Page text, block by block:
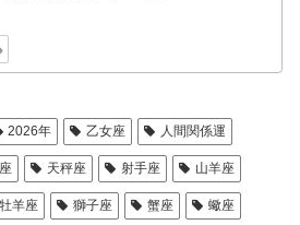
2026年 乙女座 人間関係運
天秤座 射手座 山羊座
牡羊座 獅子座 蟹座 蠍座